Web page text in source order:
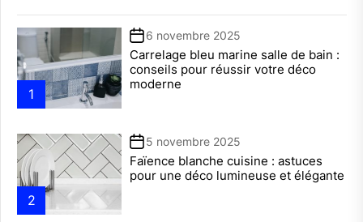
1
6 novembre 2025
Carrelage bleu marine salle de bain :
conseils pour réussir votre déco
moderne
2
5 novembre 2025
Faïence blanche cuisine : astuces
pour une déco lumineuse et élégante